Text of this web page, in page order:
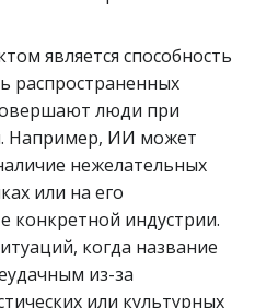
является способность
распространенных
люди при
Например, ИИ может
нежелательных
или на его
конкретной индустрии.
когда название
из-за
или культурных